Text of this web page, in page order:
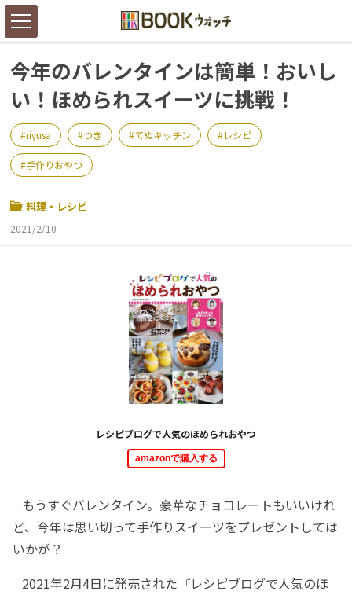
今年のバレンタインは簡単！おいし
い！ほめられスイーツに挑戦！
riyusa つき てぬキッチン レシピ
手作りおやつ
料理・レシピ
2021/2/10
レシピブログで人気のほめられおやつ
amazonで購入する
もうすぐバレンタイン。豪華なチョコレートもいいけれ
ど、今年は思い切って手作りスイーツをプレゼントしては
いかが？
2021年2月4日に発売された『レシピブログで人気のほ